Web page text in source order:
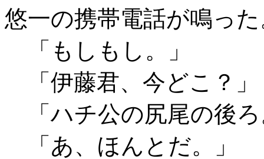
悠一の携帯電話が鳴っ
「もしもし。」
「伊藤君、今どこ？」
「ハチ公の尻尾の後ろ
「あ、ほんとだ。」